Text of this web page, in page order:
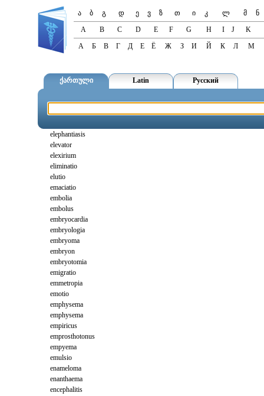
ა ბ გ დ ე ვ ზ თ ი კ ლ მ
ნ
A
B C D E F G H I J
K
А
Б В Г Д Е Ё Ж З И Й К Л М
ქართული Latin Русский
elephantiasis
elevator
elexirium
eliminatio
elutio
emaciatio
embolia
embolus
embryocardia
embryologia
embryoma
embryon
embryotomia
emigratio
emmetropia
emotio
emphysema
emphysema
empiricus
emprosthotonus
empyema
emulsio
enameloma
enanthaema
encephalitis